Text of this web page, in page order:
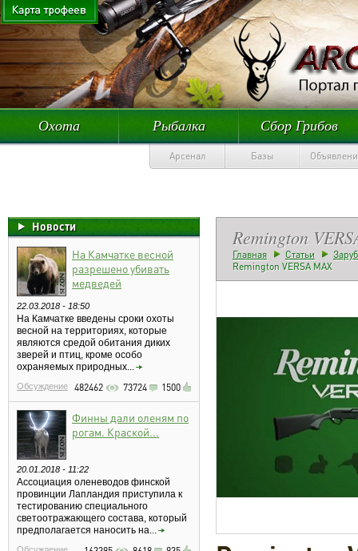
Охота Рыбалка Сбор Грибов
Арсенал Базы
Новости
На Камчатке весной
разрешено убивать
медведей
22.03.2018 - 18:50
На Камчатке введены сроки охоты
весной на территориях, которые
являются средой обитания диких
зверей и птиц, кроме особо
охраняемых природных...
Обсуждение 482462 73724 1500
Финны дали оленям по
рогам. Краской...
20.01.2018 - 11:22
Ассоциация оленеводов финской
провинции Лапландия приступила к
тестированию специального
светоотражающего состава, который
предполагается наносить на...
Remington
Главная Статьи
Remington VERSA MAX